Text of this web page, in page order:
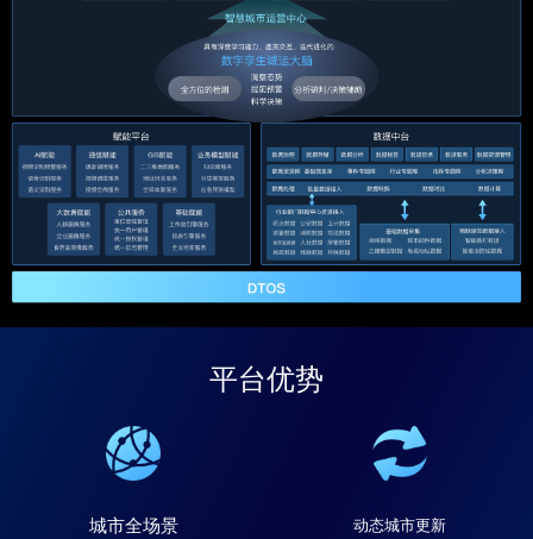
平台优势
城市全场景
动态城市更新